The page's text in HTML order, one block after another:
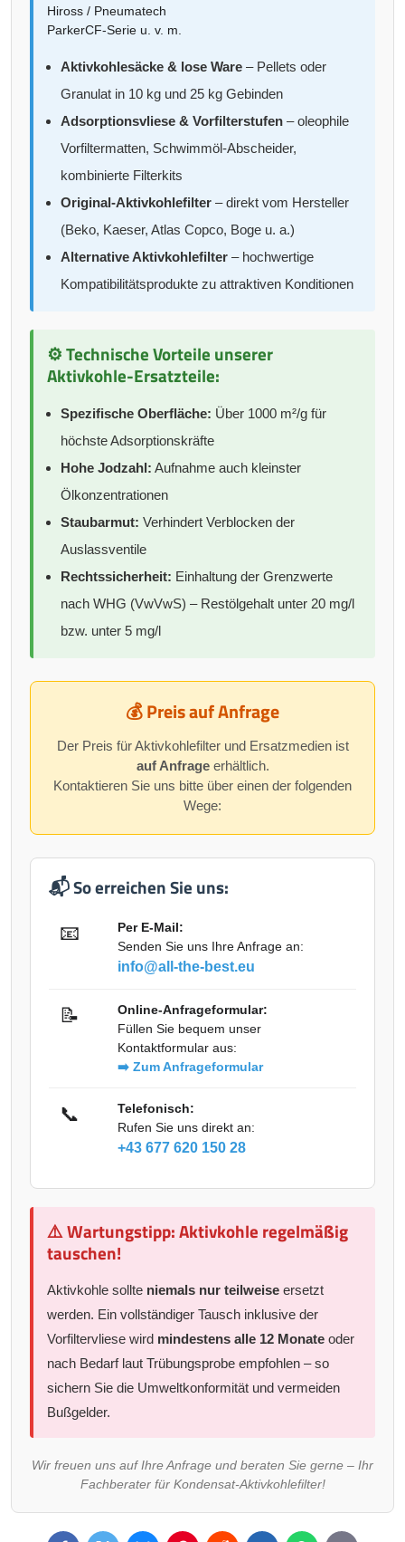
Hiross / Pneumatech
ParkerCF-Serie u. v. m.
Aktivkohlesäcke & lose Ware – Pellets oder
Granulat in 10 kg und 25 kg Gebinden
Adsorptionsvliese & Vorfilterstufen – oleophile
Vorfiltermatten, Schwimmöl-Abscheider,
kombinierte Filterkits
Original-Aktivkohlefilter – direkt vom Hersteller
(Beko, Kaeser, Atlas Copco, Boge u. a.)
Alternative Aktivkohlefilter – hochwertige
Kompatibilitätsprodukte zu attraktiven Konditionen
⚙️ Technische Vorteile unserer
Aktivkohle-Ersatzteile:
Spezifische Oberfläche: Über 1000 m²/g für
höchste Adsorptionskräfte
Hohe Jodzahl: Aufnahme auch kleinster
Ölkonzentrationen
Staubarmut: Verhindert Verblocken der
Auslassventile
Rechtssicherheit: Einhaltung der Grenzwerte
nach WHG (VwVwS) – Restölgehalt unter 20 mg/l
bzw. unter 5 mg/l
💰 Preis auf Anfrage
Der Preis für Aktivkohlefilter und Ersatzmedien ist
auf Anfrageerhältlich.
Kontaktieren Sie uns bitte über einen der folgenden
Wege:
📬 So erreichen Sie uns:
📧
Per E-Mail:
Senden Sie uns Ihre Anfrage an:
info@all-the-best.eu
📝
Online-Anfrageformular:
Füllen Sie bequem unser
Kontaktformular aus:
➡️ Zum Anfrageformular
📞
Telefonisch:
Rufen Sie uns direkt an:
+43 677 620 150 28
⚠️ Wartungstipp: Aktivkohle regelmäßig
tauschen!
Aktivkohle sollte niemals nur teilweise ersetzt
werden. Ein vollständiger Tausch inklusive der
Vorfiltervliese wird mindestens alle 12 Monate oder
nach Bedarf laut Trübungsprobe empfohlen – so
sichern Sie die Umweltkonformität und vermeiden
Bußgelder.
Wir freuen uns auf Ihre Anfrage und beraten Sie gerne – Ihr
Fachberater für Kondensat-Aktivkohlefilter!